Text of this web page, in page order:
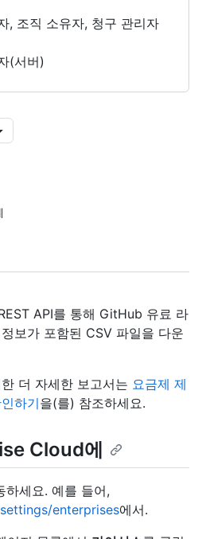
, 조직 소유자, 청구 관리자
(서버)
API를 통해 GitHub 유료 라
보가 포함된 CSV 파일을 다운
더 자세한 보고서는 요금제 제
하기을(를) 참조하세요.
Cloud에
하세요. 예를 들어,
enterprises에서.